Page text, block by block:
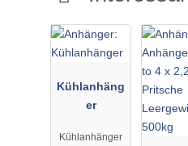
Kühlanhäng
er
Kühlanhänger